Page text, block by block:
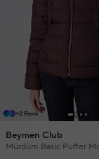
+2 Renk
Beymen Club
Mürdüm Basic Puffer